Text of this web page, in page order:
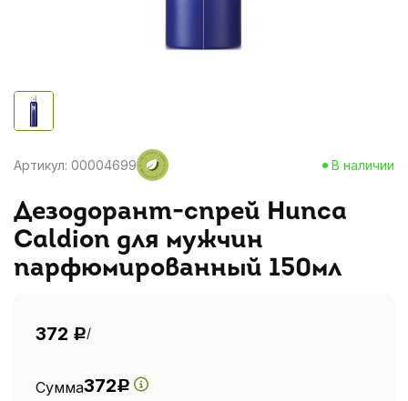
Артикул: 00004699 В наличии
Дезодорант-спрей Hunca
Caldion для мужчин
парфюмированный 150мл
372 Р/
Сумма372Р